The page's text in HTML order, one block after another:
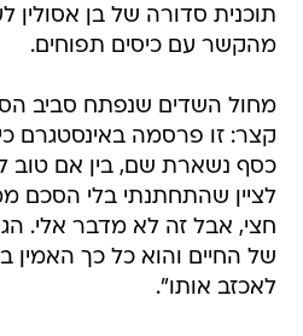
תוכנית סדורה של בן אסולין
מהקשר עם כיסים תפוחים.
מחול השדים שנפתח סביב
קצר: זו פרסמה באינסטגרם
כסף נשארת שם, בין אם טוב
לציין שהתחתנתי בלי הסכם
חצי, אבל זה לא מדבר אלי.
של החיים והוא כל כך האמין
לאכזב אותו".